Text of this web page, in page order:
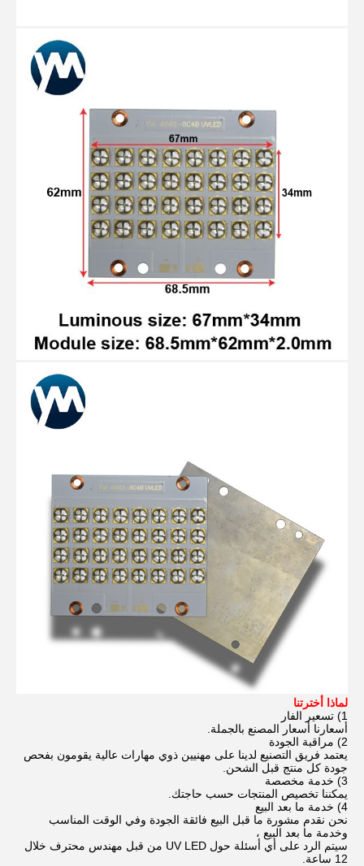
لماذا أخترتنا
1) تسعير الفار
أسعارنا أسعار المصنع بالجملة.
2) مراقبة الجودة
يعتمد فريق التصنيع لدينا على مهنيين ذوي مهارات عالية يقومون بفحص
جودة كل منتج قبل الشحن.
3) خدمة مخصصة
يمكننا تخصيص المنتجات حسب حاجتك.
4) خدمة ما بعد البيع
نحن نقدم مشورة ما قبل البيع فائقة الجودة وفي الوقت المناسب
وخدمة ما بعد البيع ،
سيتم الرد على أي أسئلة حول UV LED من قبل مهندس محترف خلال
12 ساعة.